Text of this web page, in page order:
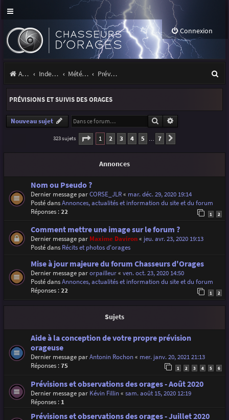
Connexion
Accueil Index du forum Météo et climatologie des orages Prévisions et suivis des orages
e
r
PRÉVISIONS ET SUIVIS DES ORAGES
Nouveau sujet Rechercher
323 sujets Page 1sur
1 2 3 4 5 … 7
Annonces
Nom ou Pseudo ?
Dernier message parCORSE_JLR« mar. déc. 29, 2020 19:14
Posté dansAnnonces, actualités et information du site et du forum
Réponses :22 1 2
Comment mettre une image sur le forum ?
Dernier message par Maxime Daviron« jeu. avr. 23, 2020 19:13
Posté dans Récits et photos d'orages
Mise à jour majeure du forum Chasseurs d'Orages
Dernier message parorpailleur« ven. oct. 23, 2020 14:50
Posté dansAnnonces, actualités et information du site et du forum
Réponses :22 1 2
Sujets
Aide à la conception de votre propre prévision
orageuse
Dernier message parAntonin Rochon« mer. janv. 20, 2021 21:13
Réponses :75 1 2 3 4 5 6
Prévisions et observations des orages - Août 2020
Dernier message par Kévin Fillin« sam. août 15, 2020 12:19
Réponses : 1
Prévisions et observations des orages - Juillet 2020